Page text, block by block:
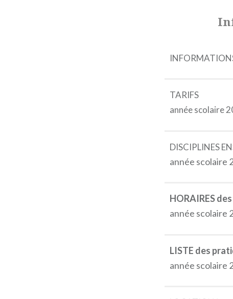
TARIFS
année scolaire
DISCIPLINES
année scolaire
HORAIRES
année scolaire
LISTE des
année scolaire